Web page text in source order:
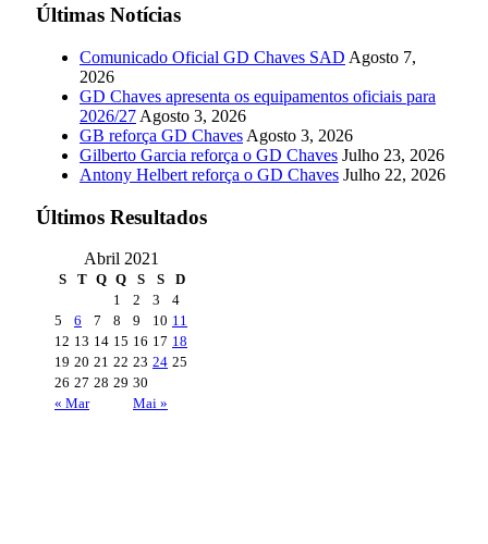
Últimas Notícias
Comunicado Oficial GD Chaves SAD Agosto 7,
2026
GD Chaves apresenta os equipamentos oficiais para
2026/27 Agosto 3, 2026
GB reforça GD Chaves Agosto 3, 2026
Gilberto Garcia reforça o GD Chaves Julho 23, 2026
Antony Helbert reforça o GD Chaves Julho 22, 2026
Últimos Resultados
Abril 2021
S T Q Q S S D
« Mar Mai »
1 2 3
4
5
6 7 8 9 10 11
12 13 14 15 16 17 18
19 20 21 22 23 24 25
26 27 28 29 30